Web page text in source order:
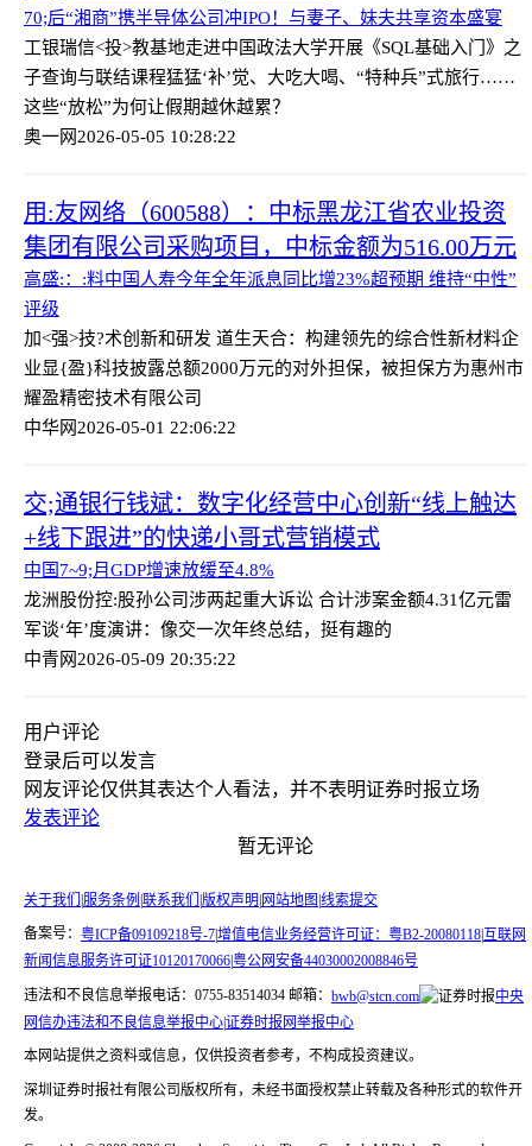
70;后“湘商”携半导体公司冲IPO！与妻子、妹夫共享资本盛宴
工银瑞信<投>教基地走进中国政法大学开展《SQL基础入门》之
子查询与联结课程猛猛‘补’觉、大吃大喝、“特种兵”式旅行……
这些“放松”为何让假期越休越累？
奥一网2026-05-05 10:28:22
用:友网络（600588）：中标黑龙江省农业投资
集团有限公司采购项目，中标金额为516.00万元
高盛:：:料中国人寿今年全年派息同比增23%超预期 维持“中性”
评级
加<强>技?术创新和研发 道生天合：构建领先的综合性新材料企
业显{盈}科技披露总额2000万元的对外担保，被担保方为惠州市
耀盈精密技术有限公司
中华网2026-05-01 22:06:22
交;通银行钱斌：数字化经营中心创新“线上触达
+线下跟进”的快递小哥式营销模式
中国7~9;月GDP增速放缓至4.8%
龙洲股份控:股孙公司涉两起重大诉讼 合计涉案金额4.31亿元雷
军谈‘年’度演讲：像交一次年终总结，挺有趣的
中青网2026-05-09 20:35:22
用户评论
登录后可以发言
网友评论仅供其表达个人看法，并不表明证券时报立场
发表评论
暂无评论
关于我们 |服务条例 |联系我们 |版权声明|网站地图|线索提交
备案号： 粤ICP备09109218号-7增值电信业务经营许可证：粤B2-20080118 互联网
新闻信息服务许可证10120170066|粤公网安备44030002008846号
违法和不良信息举报电话：0755-83514034 邮箱： bwb@stcn.com
中央
网信办违法和不良信息举报中心|证券时报网举报中心
本网站提供之资料或信息，仅供投资者参考，不构成投资建议。
深圳证券时报社有限公司版权所有，未经书面授权禁止转载及各种形式的软件开
发。